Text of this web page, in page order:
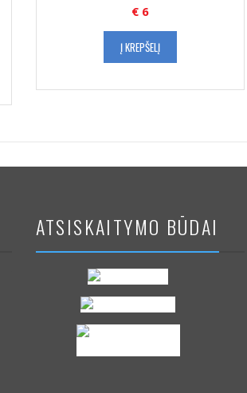
€6
Į KREPŠELĮ
ATSISKAITYMO BŪDAI